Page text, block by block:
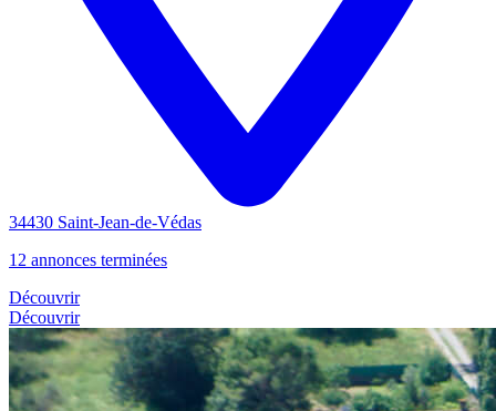
34430 Saint-Jean-de-Védas
12 annonces terminées
Découvrir
Découvrir